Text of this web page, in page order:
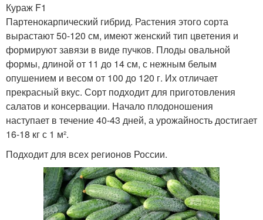
Кураж F1
Партенокарпический гибрид. Растения этого сорта
вырастают 50-120 см, имеют женский тип цветения и
формируют завязи в виде пучков. Плоды овальной
формы, длиной от 11 до 14 см, с нежным белым
опушением и весом от 100 до 120 г. Их отличает
прекрасный вкус. Сорт подходит для приготовления
салатов и консервации. Начало плодоношения
наступает в течение 40-43 дней, а урожайность достигает
16-18 кг с 1 м².
Подходит для всех регионов России.